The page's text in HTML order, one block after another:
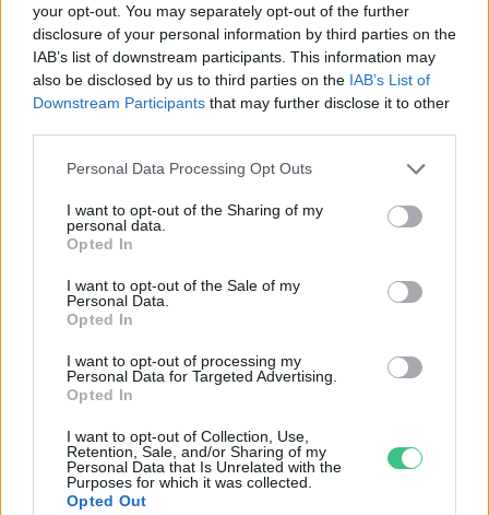
your opt-out. You may separately opt-out of the further
disclosure of your personal information by third parties on the
IAB’s list of downstream participants. This information may
also be disclosed by us to third parties on the IAB’s List of
Downstream Participants that may further disclose it to other
Personal Data Processing Opt Outs
I want to opt-out of the Sharing of my
personal data.
Opted In
I want to opt-out of the Sale of my
Personal Data.
Opted In
I want to opt-out of processing my
Personal Data for Targeted Advertising.
Opted In
I want to opt-out of Collection, Use,
Retention, Sale, and/or Sharing of my
Personal Data that Is Unrelated with the
Purposes for which it was collected.
Opted Out
Magyar szakemberek dolgoznak a
széndioxid semlegesítésén
Szemle
Vitatott technológiával fordítaná
vissza az EU a klímaváltozást
Izlandon bekapcsolták a világ
legnagyobb, a levegőből szén-
dioxidot megkötő gépét
Greendex szemle